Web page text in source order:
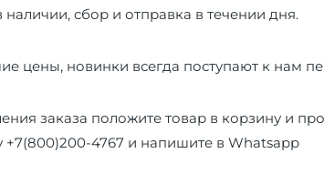
наличии, сбор и отправка в течении дня.
цены, новинки всегда поступают к нам
заказа положите товар в корзину и
+7(800)200-4767 и напишите в Whatsapp